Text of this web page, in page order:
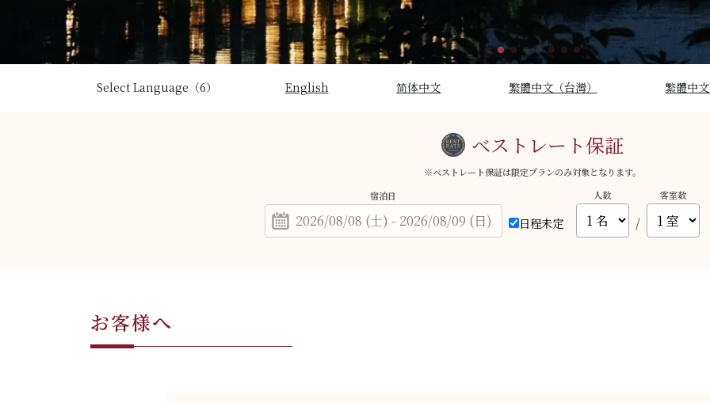
Select Language（6） English 简体中文 繁體中文（台灣） 繁體中文
ベストレート保証
※ベストレート保証は限定プランのみ対象となります。
宿泊日
日程未定
人数
/
客室数
お客様へ